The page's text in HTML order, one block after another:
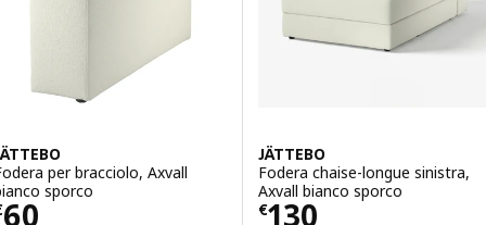
per bracciolo, Axvall
sporco
60 € 60
JÄTTEBO
Fodera chaise-longue sinistra,
Axvall bianco sporco
€130
Prezzo € 130